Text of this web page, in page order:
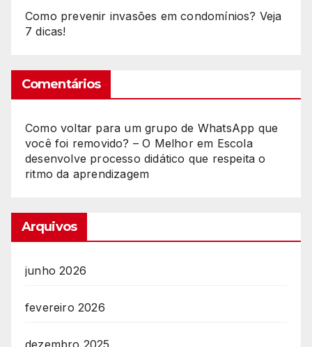
Como prevenir invasões em condomínios? Veja
7 dicas!
Comentários
Como voltar para um grupo de WhatsApp que
você foi removido? – O Melhorem Escola
desenvolve processo didático que respeita o
ritmo da aprendizagem
Arquivos
junho 2026
fevereiro 2026
dezembro 2025